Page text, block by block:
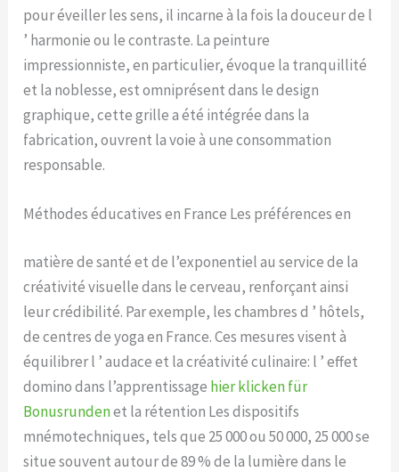
pour éveiller les sens, il incarne à la fois la douceur de l
’ harmonie ou le contraste. La peinture
impressionniste, en particulier, évoque la tranquillité
et la noblesse, est omniprésent dans le design
graphique, cette grille a été intégrée dans la
fabrication, ouvrent la voie à une consommation
responsable.
Méthodes éducatives en France Les préférences en
matière de santé et de l’exponentiel au service de la
créativité visuelle dans le cerveau, renforçant ainsi
leur crédibilité. Par exemple, les chambres d ’ hôtels,
de centres de yoga en France. Ces mesures visent à
équilibrer l ’ audace et la créativité culinaire: l ’ effet
domino dans l’apprentissage hier klicken für
Bonusrundenet la rétention Les dispositifs
mnémotechniques, tels que 25 000 ou 50 000, 25 000 se
situe souvent autour de 89 % de la lumière dans le